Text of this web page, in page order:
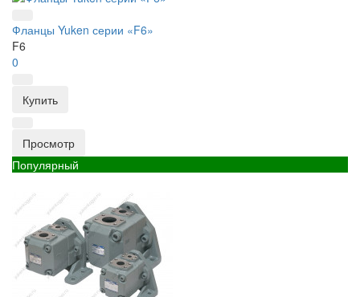
Фланцы Yuken серии «F6»
F6
0
Купить
Просмотр
Популярный